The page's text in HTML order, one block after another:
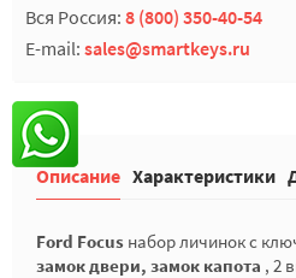
Вся Россия: 8 (800) 350-40-54
E-mail: sales@smartkeys.ru
Описание Характеристики
Ford Focus набор личинок с
замок двери, замок капота , 2